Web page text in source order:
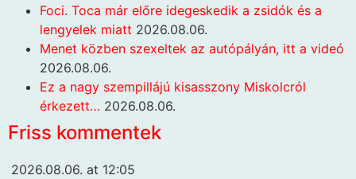
Foci. Toca már előre idegeskedik a zsidók és a
lengyelek miatt 2026.08.06.
Menet közben szexeltek az autópályán, itt a videó
2026.08.06.
Ez a nagy szempillájú kisasszony Miskolcról
érkezett… 2026.08.06.
Friss kommentek
2026.08.06. at 12:05